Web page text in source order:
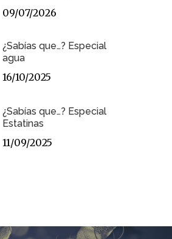
09/07/2026
¿Sabías que…? Especial
agua
16/10/2025
¿Sabías que…? Especial
Estatinas
11/09/2025